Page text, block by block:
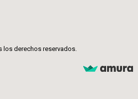
derechos reservados.